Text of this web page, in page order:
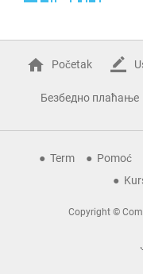
Početak
Безбедно плаћање
Term Pomoć
Copyright ©